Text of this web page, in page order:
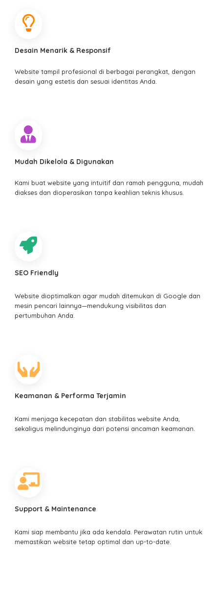
Desain Menarik & Responsif
Website tampil profesional di berbagai perangkat, dengan
desain yang estetis dan sesuai identitas Anda.
Mudah Dikelola & Digunakan
Kami buat website yang intuitif dan ramah pengguna, mudah
diakses dan dioperasikan tanpa keahlian teknis khusus.
SEO Friendly
Website dioptimalkan agar mudah ditemukan di Google dan
mesin pencari lainnya—mendukung visibilitas dan
pertumbuhan Anda.
Keamanan & Performa Terjamin
Kami menjaga kecepatan dan stabilitas website Anda,
sekaligus melindunginya dari potensi ancaman keamanan.
Support & Maintenance
Kami siap membantu jika ada kendala. Perawatan rutin untuk
memastikan website tetap optimal dan up-to-date.